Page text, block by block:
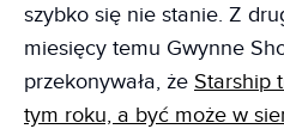
szybko się nie stanie. Z
miesięcy temu Gwynne
przekonywała, że Starship
tym roku, a być może w